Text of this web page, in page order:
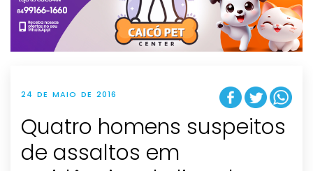
t
i
o
n
24 DE MAIO DE 2016
Quatro homens suspeitos
de assaltos em